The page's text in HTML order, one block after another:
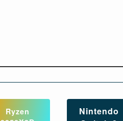
Ryzen
Nintendo